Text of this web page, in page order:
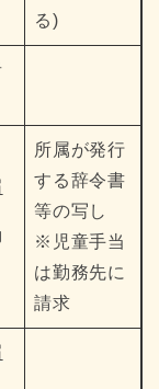
る)
所属が発行
する辞令書
等の写し
※児童手当
は勤務先に
請求